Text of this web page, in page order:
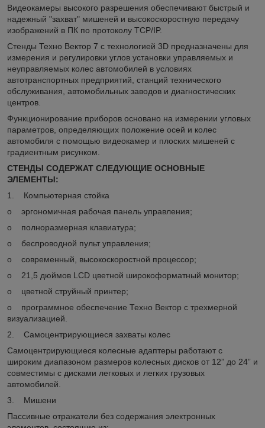
Видеокамеры высокого разрешения обеспечивают быстрый и
надежный "захват" мишеней и высокоскоростную передачу
изображений в ПК по протоколу TCP/IP.
Стенды Техно Вектор 7 с технологией 3D предназначены для
измерения и регулировки углов установки управляемых и
неуправляемых колес автомобилей в условиях
автотранспортных предприятий, станций технического
обслуживания, автомобильных заводов и диагностических
центров.
Функционирование приборов основано на измерении угловых
параметров, определяющих положение осей и колес
автомобиля с помощью видеокамер и плоских мишеней с
градиентным рисунком.
СТЕНДЫ СОДЕРЖАТ СЛЕДУЮЩИЕ ОСНОВНЫЕ
ЭЛЕМЕНТЫ:
1. Компьютерная стойка
o эргономичная рабочая панель управления;
o полноразмерная клавиатура;
o беспроводной пульт управления;
o современный, высокоскоростной процессор;
o 21,5 дюймов LCD цветной широкоформатный монитор;
o цветной струйный принтер;
o программное обеспечение Техно Вектор с трехмерной
визуализацией.
2. Самоцентрирующиеся захваты колес
Самоцентрирующиеся колесные адаптеры работают с
широким диапазоном размеров колесных дисков от 12” до 24” и
совместимы с дисками легковых и легких грузовых
автомобилей.
3. Мишени
Пассивные отражатели без содержания электронных